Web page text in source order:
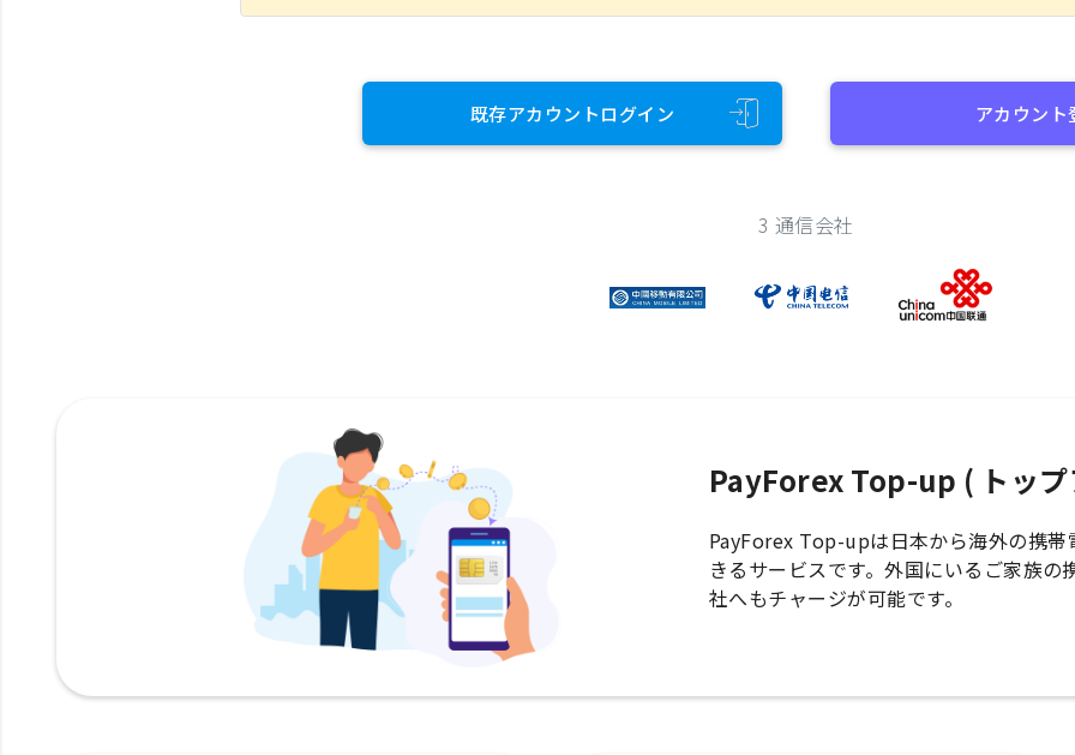
既存アカウントログイン アカウント
3 通信会社
PayForex Top-up ( トッ
PayForex Top-upは日本から海外の携
きるサービスです。外国にいるご家族
社へもチャージが可能です。